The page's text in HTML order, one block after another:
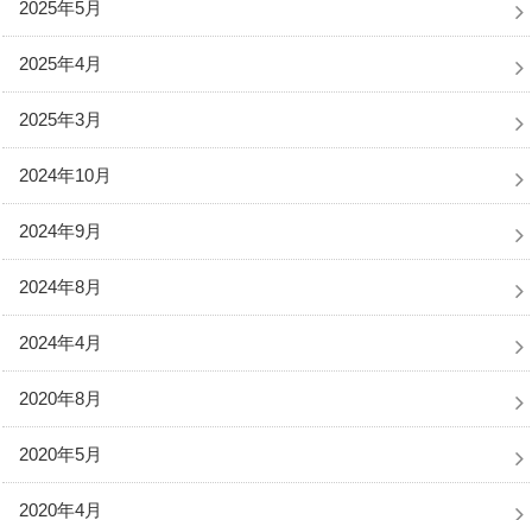
2025年5月
2025年4月
2025年3月
2024年10月
2024年9月
2024年8月
2024年4月
2020年8月
2020年5月
2020年4月